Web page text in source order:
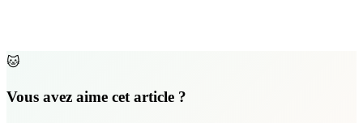
🐱
Vous avez aime cet article ?